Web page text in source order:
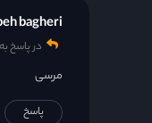
bagheri
در پاسخ به
مرسی
پاسخ